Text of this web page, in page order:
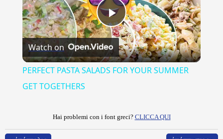
Play
Video
Watch on
PERFECT PASTA SALADS FOR YOUR SUMMER
GET TOGETHERS
Hai problemi con i font greci? CLICCA QUI